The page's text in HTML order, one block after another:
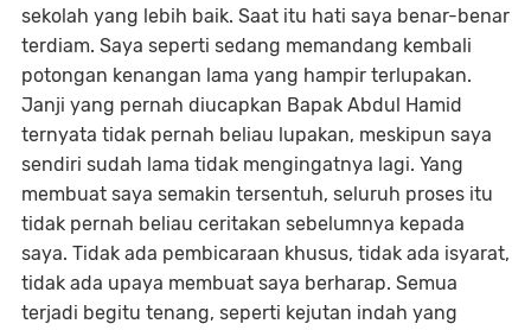
sekolah yang lebih baik. Saat itu hati saya benar-benar
terdiam. Saya seperti sedang memandang kembali
potongan kenangan lama yang hampir terlupakan.
Janji yang pernah diucapkan Bapak Abdul Hamid
ternyata tidak pernah beliau lupakan, meskipun saya
sendiri sudah lama tidak mengingatnya lagi. Yang
membuat saya semakin tersentuh, seluruh proses itu
tidak pernah beliau ceritakan sebelumnya kepada
saya. Tidak ada pembicaraan khusus, tidak ada isyarat,
tidak ada upaya membuat saya berharap. Semua
terjadi begitu tenang, seperti kejutan indah yang